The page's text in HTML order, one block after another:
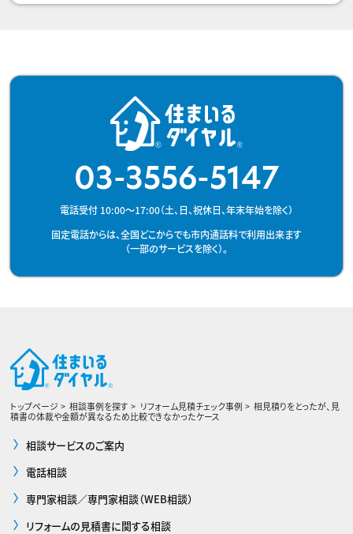
03-3556-5147
電話受付 10:00～17:00（土、日、祝休日、年末年始を除く）
固定電話からは、全国どこからでも市内通話料で利用出来ます
（一部のサービスを除く）。
トップページ 相談事例を探す リフォーム見積チェック事例
相見積りをとったが、見
積書の体裁や金額が異なるため比較できなかったケース
相談サービスのご案内
電話相談
専門家相談／専門家相談（WEB相談）
リフォームの見積書に関する相談